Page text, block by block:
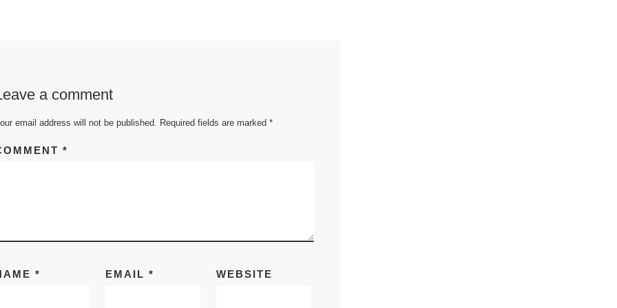
a comment
email address will not be published. Required fields are marked *
*
* EMAIL * WEBSITE